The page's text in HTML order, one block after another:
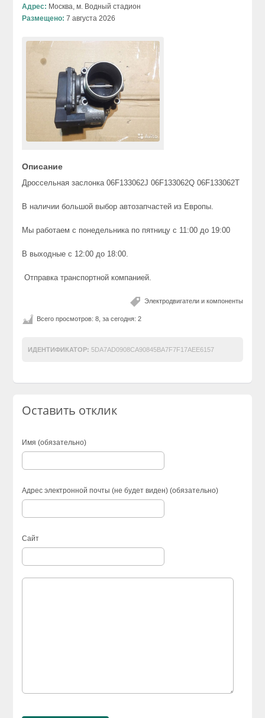
Адрес: Москва, м. Водный стадион
Размещено: 7 августа 2026
Описание
Дроссельная заслонка 06F133062J 06F133062Q 06F133062T
В наличии большой выбор автозапчастей из Европы.
Мы работаем с понедельника по пятницу с 11:00 до 19:00
В выходные с 12:00 до 18:00.
Отправка транспортной компанией.
Электродвигатели и компоненты
Всего просмотров: 8, за сегодня: 2
ИДЕНТИФИКАТОР: 5DA7AD0908CA90845BA7F7F17AEE6157
Оставить отклик
Имя (обязательно)
Адрес электронной почты (не будет виден) (обязательно)
Сайт